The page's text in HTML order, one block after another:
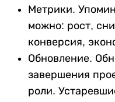
Метрики.
можно: рост,
конверсия,
Обновление.
завершения
роли.